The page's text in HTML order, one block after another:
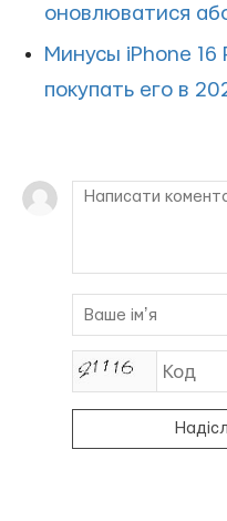
оновлюватися
Минусы iPhone 16
покупать его в